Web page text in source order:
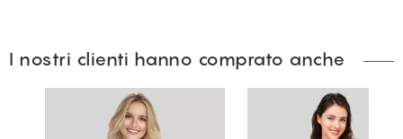
I nostri clienti hanno comprato anche